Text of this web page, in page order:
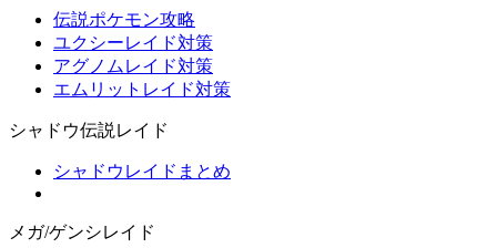
伝説ポケモン攻略
ユクシーレイド対策
アグノムレイド対策
エムリットレイド対策
シャドウ伝説レイド
シャドウレイドまとめ
メガ/ゲンシレイド